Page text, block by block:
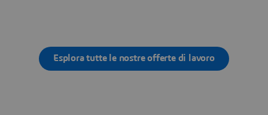
Esplora tutte le nostre offerte di lavoro